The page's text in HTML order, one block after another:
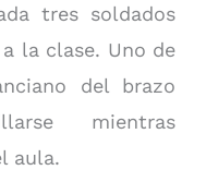
tres soldados
la clase. Uno de
del brazo
mientras
aula.